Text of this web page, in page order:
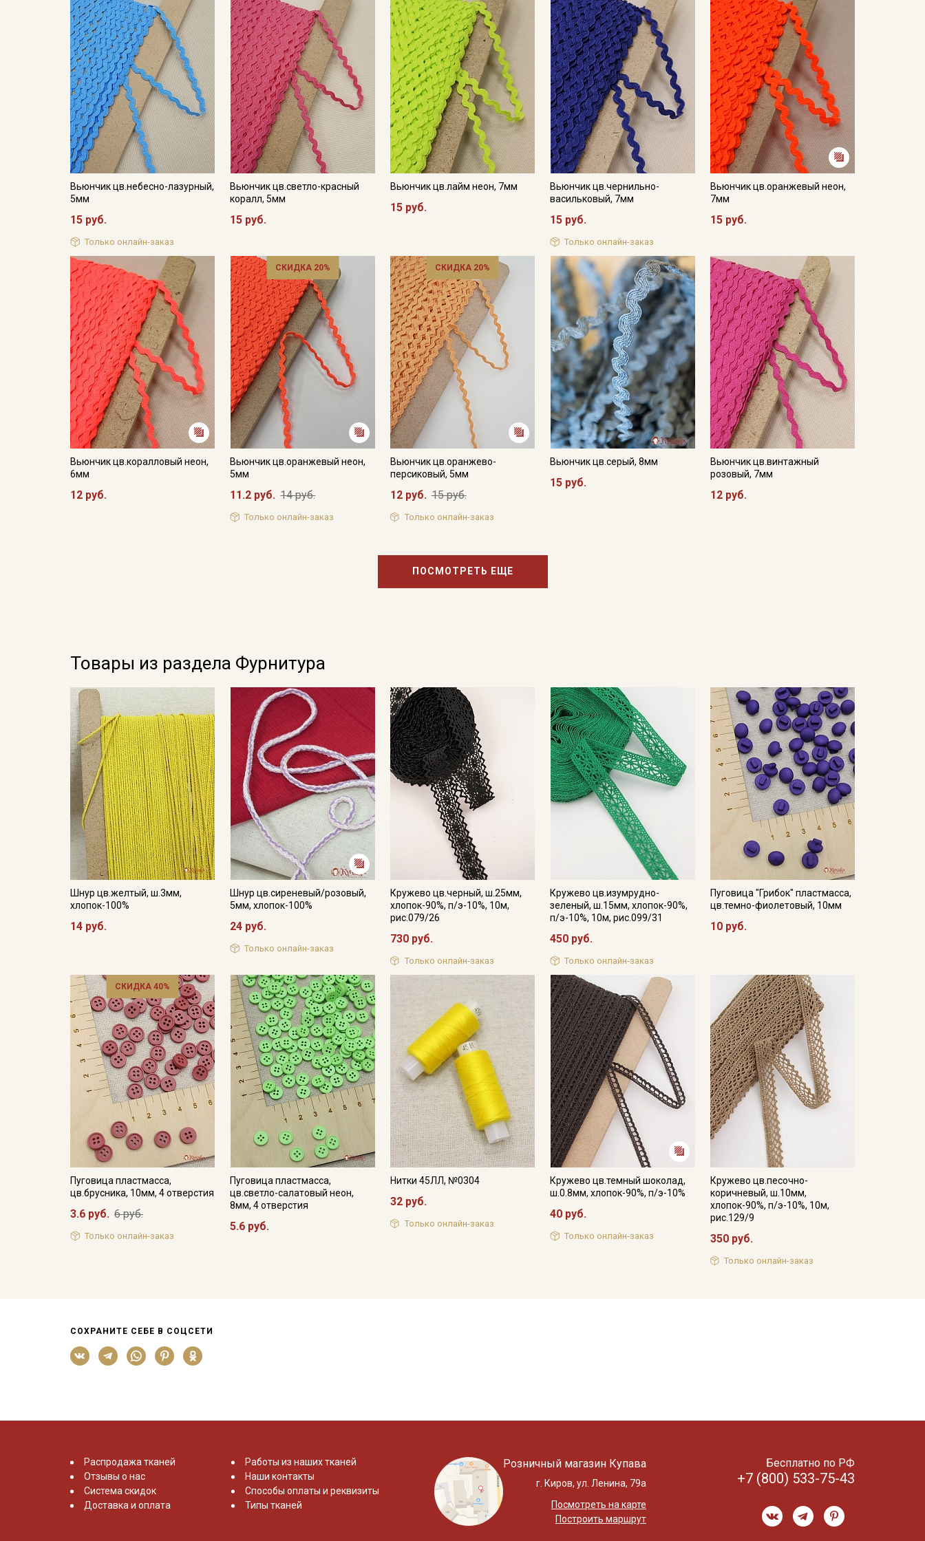
Вьюнчик цв.небесно-лазурный,
5мм
15 руб.
Только онлайн-заказ
Вьюнчик цв.светло-красный
коралл, 5мм
15 руб.
Вьюнчик цв.лайм неон, 7мм
15 руб.
Вьюнчик цв.чернильно-
васильковый, 7мм
15 руб.
Только онлайн-заказ
Вьюнчик цв.оранжевый неон,
7мм
15 руб.
Вьюнчик цв.коралловый неон,
6мм
12 руб.
СКИДКА 20%
Вьюнчик цв.оранжевый неон,
5мм
11.2 руб. 14 руб.
Только онлайн-заказ
СКИДКА 20%
Вьюнчик цв.оранжево-
персиковый, 5мм
12 руб. 15 руб.
Только онлайн-заказ
Вьюнчик цв.серый, 8мм
15 руб.
Вьюнчик цв.винтажный
розовый, 7мм
12 руб.
ПОСМОТРЕТЬ ЕЩЕ
Товары из раздела Фурнитура
Шнур цв.желтый, ш.3мм,
хлопок-100%
14 руб.
Шнур цв.сиреневый/розовый,
5мм, хлопок-100%
24 руб.
Только онлайн-заказ
Кружево цв.черный, ш.25мм,
хлопок-90%, п/э-10%, 10м,
рис.079/26
730 руб.
Только онлайн-заказ
Кружево цв.изумрудно-
зеленый, ш.15мм, хлопок-90%,
п/э-10%, 10м, рис.099/31
450 руб.
Только онлайн-заказ
Пуговица "Грибок" пластмасса,
цв.темно-фиолетовый, 10мм
10 руб.
СКИДКА 40%
Пуговица пластмасса,
цв.брусника, 10мм, 4 отверстия
3.6 руб. 6 руб.
Только онлайн-заказ
Пуговица пластмасса,
цв.светло-салатовый неон,
8мм, 4 отверстия
5.6 руб.
Нитки 45ЛЛ, №0304
32 руб.
Только онлайн-заказ
Кружево цв.темный шоколад,
ш.0.8мм, хлопок-90%, п/э-10%
40 руб.
Только онлайн-заказ
Кружево цв.песочно-
коричневый, ш.10мм,
хлопок-90%, п/э-10%, 10м,
рис.129/9
350 руб.
Только онлайн-заказ
СОХРАНИТЕ СЕБЕ В СОЦСЕТИ
Распродажа тканей
Отзывы о нас
Система скидок
Доставка и оплата
Работы из наших тканей
Наши контакты
Способы оплаты и реквизиты
Типы тканей
Розничный магазин Купава
г. Киров, ул. Ленина, 79а
Посмотреть на карте
Построить маршрут
Бесплатно по РФ
+7 (800) 533-75-43
Секретная рассылка от
Купава
Мы публикуем здесь дополнительные
промокоды и скидки до 30% на узкие
категории тканей
Электронная почта
Подписаться
Ознакомлен(а) сПолитикой обработки персональных
и даюСогласие на обработку персональных
информационных рассылок